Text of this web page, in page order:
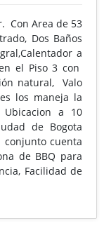
Con Area de 53
Dos Baños
a
el Piso 3 con
natural, Valo
los maneja la
Ubicacion a 10
de Bogota
conjunto cuenta
de BBQ para
Facilidad de